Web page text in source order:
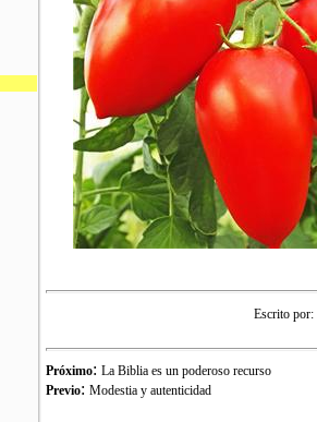
Escrito por:
Próximo: La Biblia es un poderoso recurso
Previo: Modestia y autenticidad